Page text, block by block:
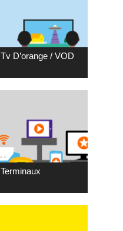
Tv D’orange / VOD
Terminaux